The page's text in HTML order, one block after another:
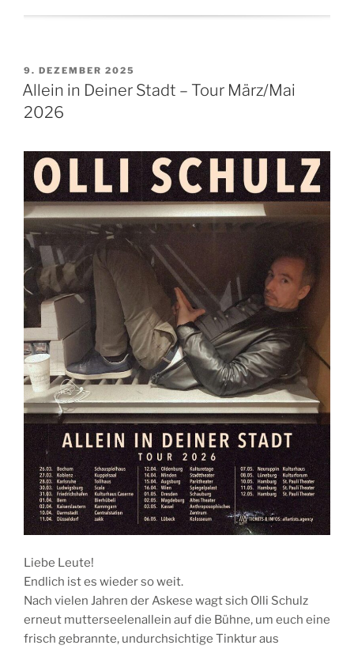
9. DEZEMBER 2025
Allein in Deiner Stadt – Tour März/Mai
2026
Liebe Leute!
Endlich ist es wieder so weit.
Nach vielen Jahren der Askese wagt sich Olli Schulz
erneut mutterseelenallein auf die Bühne, um euch eine
frisch gebrannte, undurchsichtige Tinktur aus